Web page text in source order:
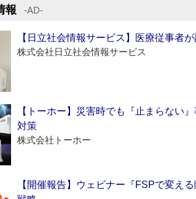
報 ‐AD‐
【日立社会情報サービス】医療従事者
株式会社日立社会情報サービス
【トーホー】災害時でも『止まらな
対策
株式会社トーホー
【開催報告】ウェビナー『FSPで変え